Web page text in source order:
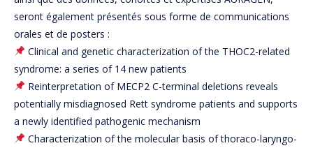
seront également présentés sous forme de communications
orales et de posters :
Clinical and genetic characterization of the THOC2-related
syndrome: a series of 14 new patients
Reinterpretation of MECP2 C-terminal deletions reveals
potentially misdiagnosed Rett syndrome patients and supports
a newly identified pathogenic mechanism
Characterization of the molecular basis of thoraco-laryngo-